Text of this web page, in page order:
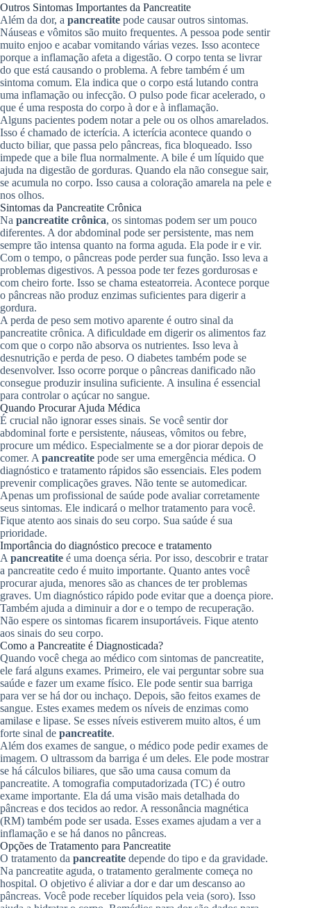
Outros Sintomas Importantes da Pancreatite
Além da dor, a pancreatite pode causar outros sintomas.
Náuseas e vômitos são muito frequentes. A pessoa pode sentir
muito enjoo e acabar vomitando várias vezes. Isso acontece
porque a inflamação afeta a digestão. O corpo tenta se livrar
do que está causando o problema. A febre também é um
sintoma comum. Ela indica que o corpo está lutando contra
uma inflamação ou infecção. O pulso pode ficar acelerado, o
que é uma resposta do corpo à dor e à inflamação.
Alguns pacientes podem notar a pele ou os olhos amarelados.
Isso é chamado de icterícia. A icterícia acontece quando o
ducto biliar, que passa pelo pâncreas, fica bloqueado. Isso
impede que a bile flua normalmente. A bile é um líquido que
ajuda na digestão de gorduras. Quando ela não consegue sair,
se acumula no corpo. Isso causa a coloração amarela na pele e
nos olhos.
Sintomas da Pancreatite Crônica
Na pancreatite crônica, os sintomas podem ser um pouco
diferentes. A dor abdominal pode ser persistente, mas nem
sempre tão intensa quanto na forma aguda. Ela pode ir e vir.
Com o tempo, o pâncreas pode perder sua função. Isso leva a
problemas digestivos. A pessoa pode ter fezes gordurosas e
com cheiro forte. Isso se chama esteatorreia. Acontece porque
o pâncreas não produz enzimas suficientes para digerir a
gordura.
A perda de peso sem motivo aparente é outro sinal da
pancreatite crônica. A dificuldade em digerir os alimentos faz
com que o corpo não absorva os nutrientes. Isso leva à
desnutrição e perda de peso. O diabetes também pode se
desenvolver. Isso ocorre porque o pâncreas danificado não
consegue produzir insulina suficiente. A insulina é essencial
para controlar o açúcar no sangue.
Quando Procurar Ajuda Médica
É crucial não ignorar esses sinais. Se você sentir dor
abdominal forte e persistente, náuseas, vômitos ou febre,
procure um médico. Especialmente se a dor piorar depois de
comer. A pancreatite pode ser uma emergência médica. O
diagnóstico e tratamento rápidos são essenciais. Eles podem
prevenir complicações graves. Não tente se automedicar.
Apenas um profissional de saúde pode avaliar corretamente
seus sintomas. Ele indicará o melhor tratamento para você.
Fique atento aos sinais do seu corpo. Sua saúde é sua
prioridade.
Importância do diagnóstico precoce e tratamento
A pancreatite é uma doença séria. Por isso, descobrir e tratar
a pancreatite cedo é muito importante. Quanto antes você
procurar ajuda, menores são as chances de ter problemas
graves. Um diagnóstico rápido pode evitar que a doença piore.
Também ajuda a diminuir a dor e o tempo de recuperação.
Não espere os sintomas ficarem insuportáveis. Fique atento
aos sinais do seu corpo.
Como a Pancreatite é Diagnosticada?
Quando você chega ao médico com sintomas de pancreatite,
ele fará alguns exames. Primeiro, ele vai perguntar sobre sua
saúde e fazer um exame físico. Ele pode sentir sua barriga
para ver se há dor ou inchaço. Depois, são feitos exames de
sangue. Estes exames medem os níveis de enzimas como
amilase e lipase. Se esses níveis estiverem muito altos, é um
forte sinal de pancreatite.
Além dos exames de sangue, o médico pode pedir exames de
imagem. O ultrassom da barriga é um deles. Ele pode mostrar
se há cálculos biliares, que são uma causa comum da
pancreatite. A tomografia computadorizada (TC) é outro
exame importante. Ela dá uma visão mais detalhada do
pâncreas e dos tecidos ao redor. A ressonância magnética
(RM) também pode ser usada. Esses exames ajudam a ver a
inflamação e se há danos no pâncreas.
Opções de Tratamento para Pancreatite
O tratamento da pancreatite depende do tipo e da gravidade.
Na pancreatite aguda, o tratamento geralmente começa no
hospital. O objetivo é aliviar a dor e dar um descanso ao
pâncreas. Você pode receber líquidos pela veia (soro). Isso